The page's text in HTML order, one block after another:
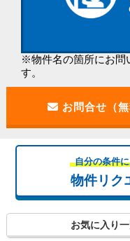
※物件名の箇所にお問
す。
自分の条件
物件リク
お気に入り